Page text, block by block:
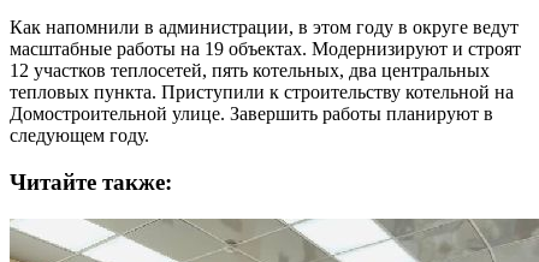
Как напомнили в администрации, в этом году в округе ведут
масштабные работы на 19 объектах. Модернизируют и строят
12 участков теплосетей, пять котельных, два центральных
тепловых пункта. Приступили к строительству котельной на
Домостроительной улице. Завершить работы планируют в
следующем году.
Читайте также: